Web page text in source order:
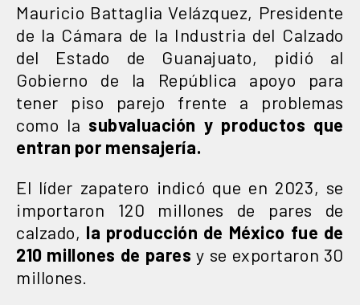
Mauricio Battaglia Velázquez, Presidente
de la Cámara de la Industria del Calzado
del Estado de Guanajuato, pidió al
Gobierno de la República apoyo para
tener piso parejo frente a problemas
como la subvaluación y productos que
entran por mensajería.
El líder zapatero indicó que en 2023, se
importaron 120 millones de pares de
calzado, la producción de México fue de
210 millones de pares y se exportaron 30
millones.